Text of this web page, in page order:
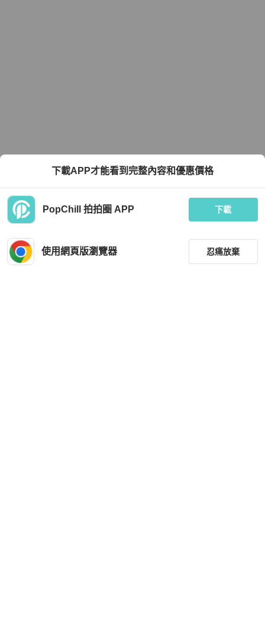
下載APP才能看到完整內容和優惠價格
PopChill 拍拍圈 APP 下載
使用網頁版瀏覽器 忍痛放棄